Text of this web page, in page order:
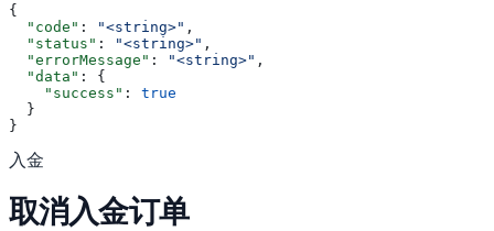
{
  "code"
: "<string>" ,
  "status"
: "<string>" ,
  "errorMessage"
: "<string>" ,
  "data"
: {
    "success"
: true
  }
}
入金
取消入金订单